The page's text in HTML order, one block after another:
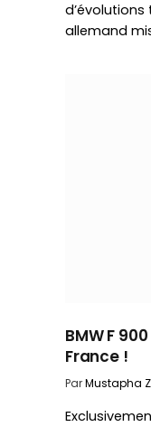
allemand
BMW F
France !
ParMustapha